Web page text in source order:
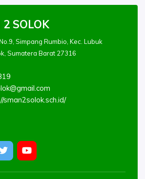
SOLOK
Simpang Rumbio, Kec. Lubuk
Sumatera Barat 27316